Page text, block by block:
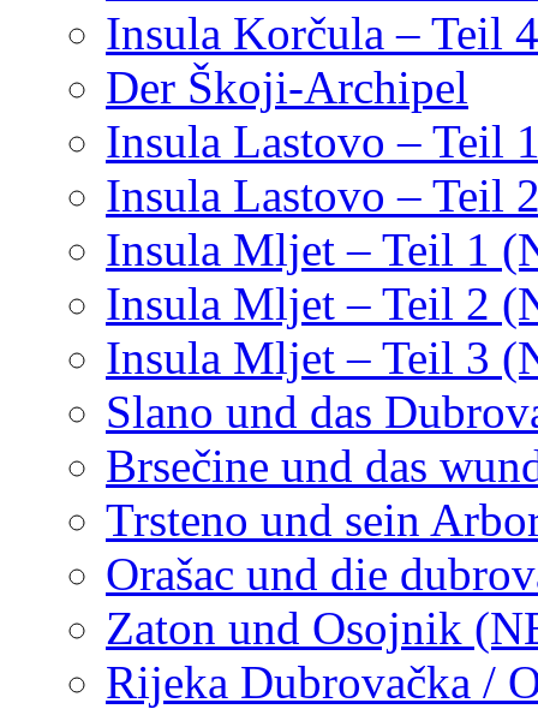
Insula Korčula – Teil 4
Der Škoji-Archipel
Insula Lastovo – Teil
Insula Lastovo – Teil
Insula Mljet – Teil 1
Insula Mljet – Teil 2
Insula Mljet – Teil 3
Slano und das
Brsečine und das
Trsteno und sein
Orašac und die
Zaton und Osojnik
Rijeka Dubrovačka /